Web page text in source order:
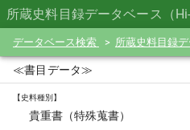
所蔵史料目録データベース（Hi-
データベース検索 所蔵史料目録デ
≪書目データ≫
【史料種別】
貴重書（特殊蒐書）